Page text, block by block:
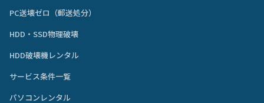
PC送壊ゼロ（郵送処分）
HDD・SSD物理破壊
HDD破壊機レンタル
サービス条件一覧
パソコンレンタル